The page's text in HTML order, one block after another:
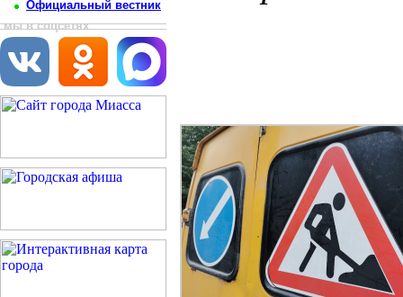
Официальный вестник
мы в соцсетях